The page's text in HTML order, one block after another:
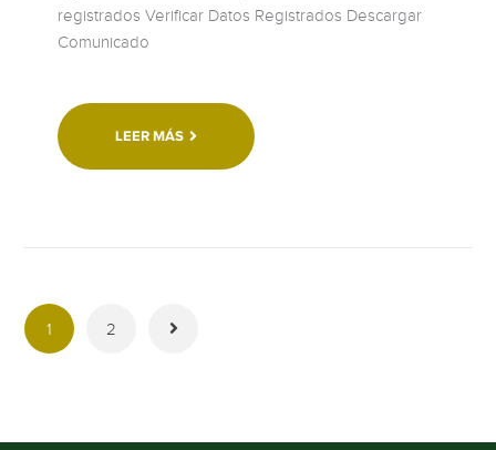
registrados Verificar Datos Registrados Descargar
Comunicado
LEER MÁS
1 2